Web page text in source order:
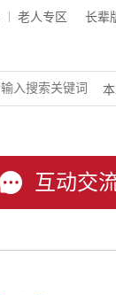
老人专区 长辈
互动交